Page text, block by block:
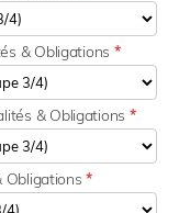
& Obligations *
& Obligations *
Obligations*